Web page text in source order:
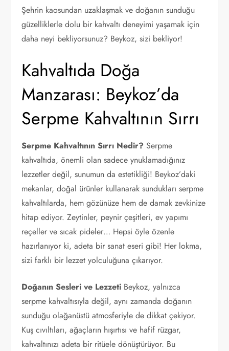
Şehrin kaosundan uzaklaşmak ve doğanın sunduğu
güzelliklerle dolu bir kahvaltı deneyimi yaşamak için
daha neyi bekliyorsunuz? Beykoz, sizi bekliyor!
Kahvaltıda Doğa
Manzarası: Beykoz’da
Serpme Kahvaltının Sırrı
Serpme Kahvaltının Sırrı Nedir? Serpme
kahvaltıda, önemli olan sadece ynuklamadığınız
lezzetler değil, sunumun da estetikliği! Beykoz’daki
mekanlar, doğal ürünler kullanarak sundukları serpme
kahvaltılarda, hem gözünüze hem de damak zevkinize
hitap ediyor. Zeytinler, peynir çeşitleri, ev yapımı
reçeller ve sıcak pideler… Hepsi öyle özenle
hazırlanıyor ki, adeta bir sanat eseri gibi! Her lokma,
sizi farklı bir lezzet yolculuğuna çıkarıyor.
Doğanın Sesleri ve Lezzeti Beykoz, yalnızca
serpme kahvaltısıyla değil, aynı zamanda doğanın
sunduğu olağanüstü atmosferiyle de dikkat çekiyor.
Kuş cıvıltıları, ağaçların hışırtısı ve hafif rüzgar,
kahvaltınızı adeta bir ritüele dönüştürüyor. Bu